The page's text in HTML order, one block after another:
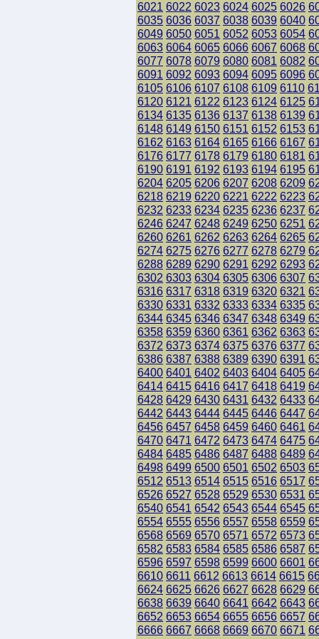
6021 6022 6023 6024 6025 6026
6035 6036 6037 6038 6039 6040
6049 6050 6051 6052 6053 6054
6063 6064 6065 6066 6067 6068
6077 6078 6079 6080 6081 6082
6091 6092 6093 6094 6095 6096
6105 6106 6107 6108 6109 6110
6120 6121 6122 6123 6124 6125
6134 6135 6136 6137 6138 6139
6148 6149 6150 6151 6152 6153
6162 6163 6164 6165 6166 6167
6176 6177 6178 6179 6180 6181
6190 6191 6192 6193 6194 6195
6204 6205 6206 6207 6208 6209
6218 6219 6220 6221 6222 6223
6232 6233 6234 6235 6236 6237
6246 6247 6248 6249 6250 6251
6260 6261 6262 6263 6264 6265
6274 6275 6276 6277 6278 6279
6288 6289 6290 6291 6292 6293
6302 6303 6304 6305 6306 6307
6316 6317 6318 6319 6320 6321
6330 6331 6332 6333 6334 6335
6344 6345 6346 6347 6348 6349
6358 6359 6360 6361 6362 6363
6372 6373 6374 6375 6376 6377
6386 6387 6388 6389 6390 6391
6400 6401 6402 6403 6404 6405
6414 6415 6416 6417 6418 6419
6428 6429 6430 6431 6432 6433
6442 6443 6444 6445 6446 6447
6456 6457 6458 6459 6460 6461
6470 6471 6472 6473 6474 6475
6484 6485 6486 6487 6488 6489
6498 6499 6500 6501 6502 6503
6512 6513 6514 6515 6516 6517
6526 6527 6528 6529 6530 6531
6540 6541 6542 6543 6544 6545
6554 6555 6556 6557 6558 6559
6568 6569 6570 6571 6572 6573
6582 6583 6584 6585 6586 6587
6596 6597 6598 6599 6600 6601
6610 6611 6612 6613 6614 6615
6624 6625 6626 6627 6628 6629
6638 6639 6640 6641 6642 6643
6652 6653 6654 6655 6656 6657
6666 6667 6668 6669 6670 6671